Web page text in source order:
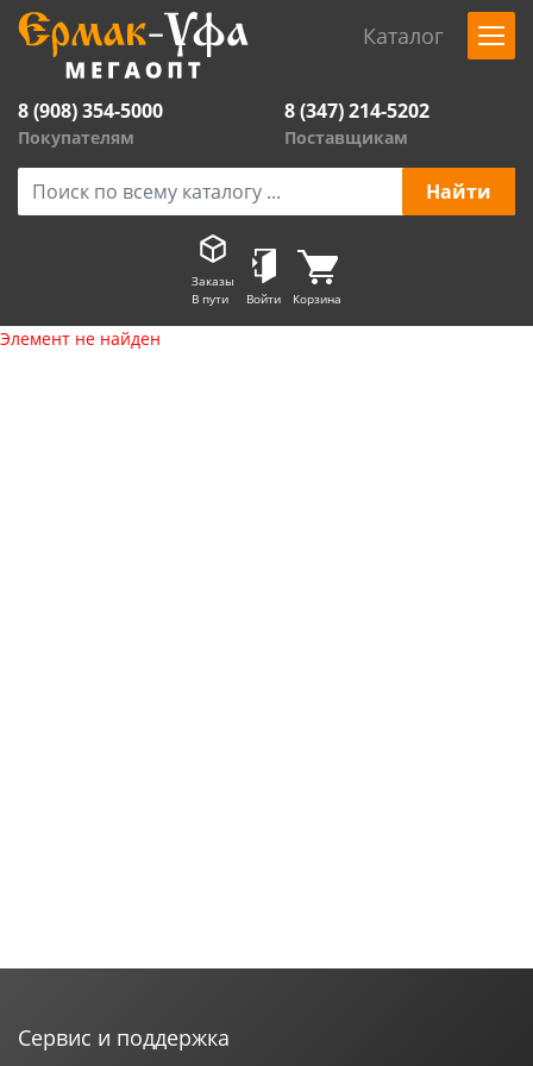
Каталог
8 (908) 354-5000
Покупателям
8 (347) 214-5202
Поставщикам
Заказы
В пути
Войти Корзина
Элемент не найден
Сервис и поддержка